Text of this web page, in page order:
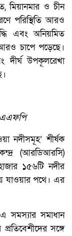
মিয়ানমার ও চীন
পরিস্থিতি আরও
এবং অনিয়মিত
চাপে পড়েছে।
দীর্ঘ উপকূলরেখা
নদীসমূহ’ শীর্ষক
(আরডিআরসি)
১৫৬টি নদীর
যাওয়ার পথে। এর
সমস্যার সমাধান
সঙ্গে